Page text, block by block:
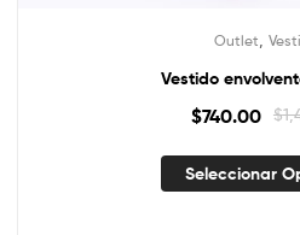
Outlet
Vestido
$
$740.00
Seleccionar